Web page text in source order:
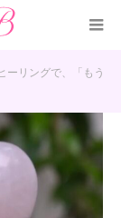
ーリングで、「もう